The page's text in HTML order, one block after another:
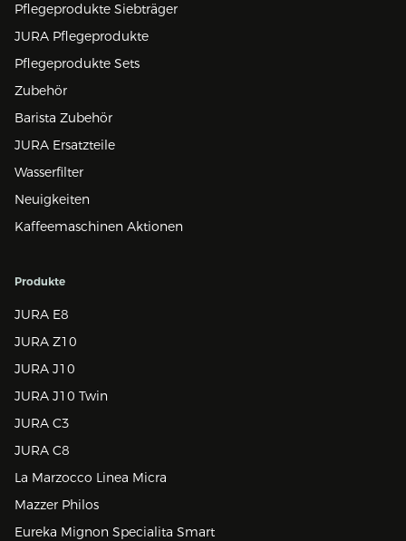
Pflegeprodukte Siebträger
JURA Pflegeprodukte
Pflegeprodukte Sets
Zubehör
Barista Zubehör
JURA Ersatzteile
Wasserfilter
Neuigkeiten
Kaffeemaschinen Aktionen
Produkte
JURA E8
JURA Z10
JURA J10
JURA J10 Twin
JURA C3
JURA C8
La Marzocco Linea Micra
Mazzer Philos
Eureka Mignon Specialita Smart